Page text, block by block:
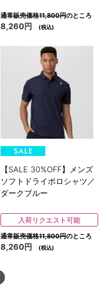
通常販売価格11,800円のところ
8,260円 (税込)
【SALE 30%OFF】メンズ
ソフトドライポロシャツ／
ダークブルー
入荷リクエスト可能
通常販売価格11,800円のところ
8,260円 (税込)